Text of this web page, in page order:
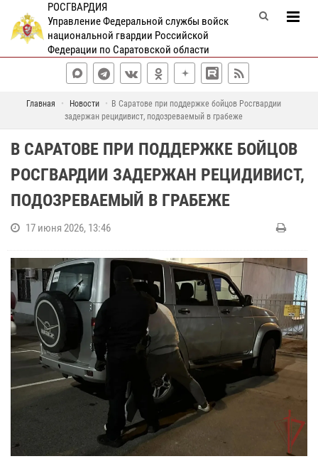
РОСГВАРДИЯ
Управление Федеральной службы войск
национальной гвардии Российской
Федерации по Саратовской области
Главная Новости
В Саратове при поддержке бойцов Росгвардии
задержан рецидивист, подозреваемый в грабеже
В САРАТОВЕ ПРИ ПОДДЕРЖКЕ БОЙЦОВ
РОСГВАРДИИ ЗАДЕРЖАН РЕЦИДИВИСТ,
ПОДОЗРЕВАЕМЫЙ В ГРАБЕЖЕ
17 июня 2026, 13:46